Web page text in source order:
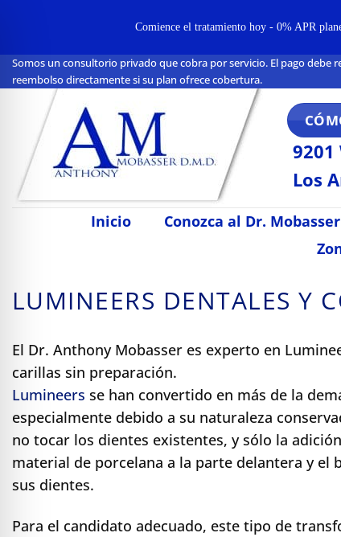
al
contenido
Somos un consultorio privado que cobra por servicio. El pago debe
reembolso directamente si su plan ofrece cobertura.
9201
Los
Inicio Conozca al Dr. Mobasser
LUMINEERS DENTALES Y
El Dr. Anthony Mobasser es experto en
carillas sin preparación.
Lumineers se han convertido en más de la
especialmente debido a su naturaleza
no tocar los dientes existentes, y sólo la
material de porcelana a la parte delantera y el
sus dientes.
Para el candidato adecuado, este tipo de
Impaired Mode
Friendly Mode
Mode
Comience el tratamiento hoy - 0% APR